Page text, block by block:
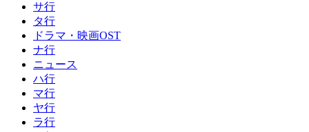
サ行
タ行
ドラマ・映画OST
ナ行
ニュース
ハ行
マ行
ヤ行
ラ行